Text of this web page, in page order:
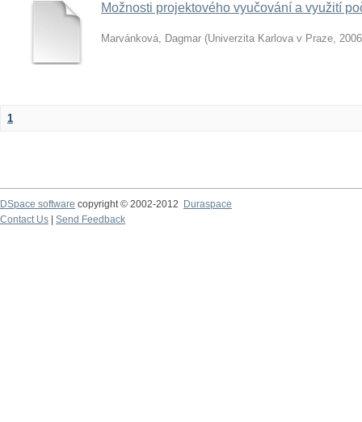
Možnosti projektového vyučování a využití
Marvánková, Dagmar (Univerzita Karlova v Praze, 2006
1
DSpace software copyright © 2002-2012
Duraspace
Contact Us
Send Feedback